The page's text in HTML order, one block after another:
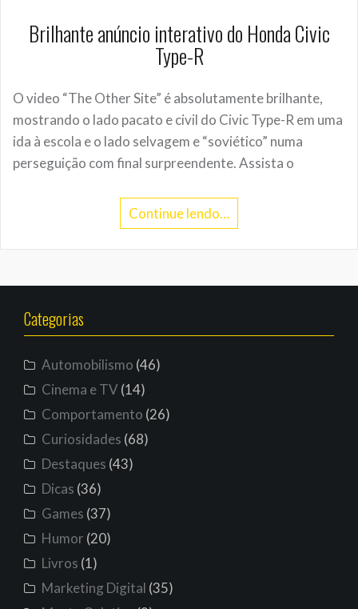
Brilhante anúncio interativo do Honda Civic
Type-R
O video “The Other Site” é absolutamente brilhante,
mostrando o lado pacato e civil do Civic Type-R em uma
ida à escola e o lado selvagem e “soviético” numa
perseguição com final surpreendente. Assista o
Continue lendo…
Categorias
Automobilismo (46)
Cinema e TV(14)
Comportamento (26)
Curiosidades (68)
Destaques (43)
Dicas (36)
Games (37)
Humor (20)
Livros (1)
Marketing Digital (35)